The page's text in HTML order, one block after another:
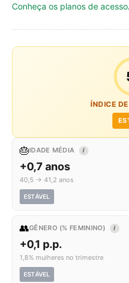
Conheça os planos de acesso.
ÍNDICE
🎂IDADE MÉDIA I
+0,7 anos
40,5 → 41,2 anos
ESTÁVEL
👥GÊNERO (% FEMININO) I
+0,1 p.p.
1,8% mulheres no trimestre
ESTÁVEL